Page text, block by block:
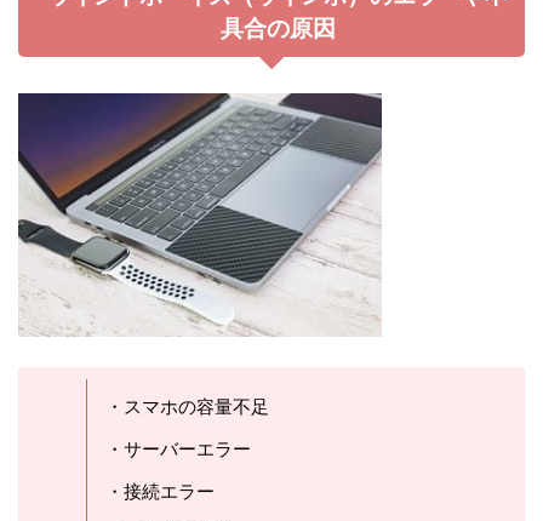
具合の原因
・スマホの容量不足
・サーバーエラー
・接続エラー